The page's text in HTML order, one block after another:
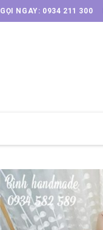
GỌI NGAY: 0934 211 300